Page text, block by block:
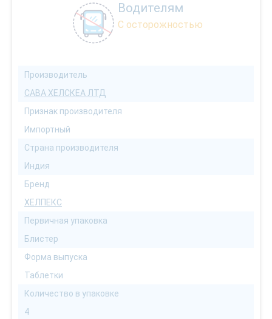
Водителям
С осторожностью
Производитель
САВА ХЕЛСКЕА ЛТД
Признак производителя
Импортный
Страна производителя
Индия
Бренд
ХЕЛПЕКС
Первичная упаковка
Блистер
Форма выпуска
Таблетки
Количество в упаковке
4